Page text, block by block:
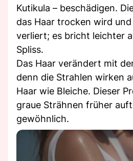
Kutikula – beschädigen.
das Haar trocken wird
verliert; es bricht leichter
Spliss.
Das Haar verändert mit
denn die Strahlen wirken
Haar wie Bleiche. Dieser
graue Strähnen früher
gewöhnlich.